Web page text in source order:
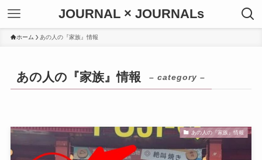
JOURNAL × JOURNALs
ホーム あの人の『家族』情報
あの人の『家族』情報 – category –
あの人の『家族』情報